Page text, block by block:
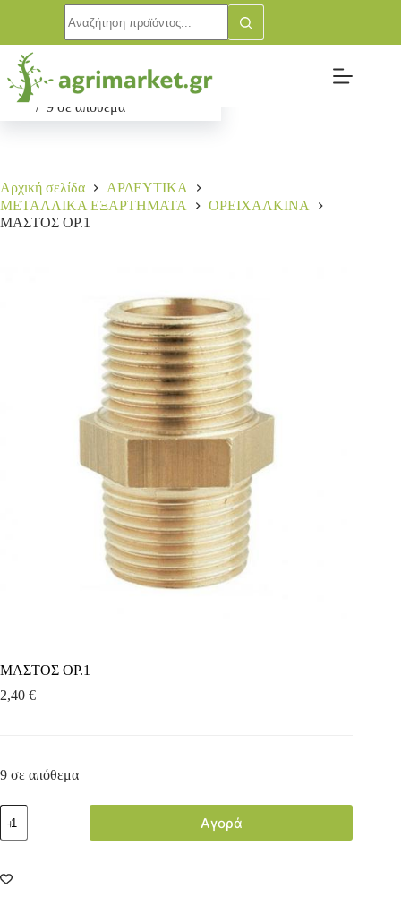
ΜΑΣΤΟΣ ΟΡ.1
2,40€
9 σε απόθεμα
Αγορά
Αρχική σελίδα
ΑΡΔΕΥΤΙΚΑ
ΜΕΤΑΛΛΙΚΑ ΕΞΑΡΤΗΜΑΤΑ
ΟΡΕΙΧΑΛΚΙΝΑ
ΜΑΣΤΟΣ ΟΡ.1
ΜΑΣΤΟΣ ΟΡ.1
2,40 €
9 σε απόθεμα
Αγορά